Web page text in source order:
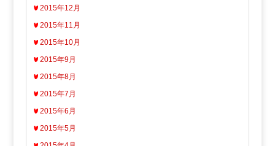
2015年12月
2015年11月
2015年10月
2015年9月
2015年8月
2015年7月
2015年6月
2015年5月